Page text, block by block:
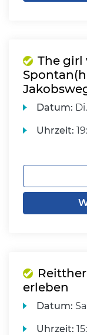
The girl
Datum: Di.
Uhrzeit:
erleben
Datum:
Uhrzeit: